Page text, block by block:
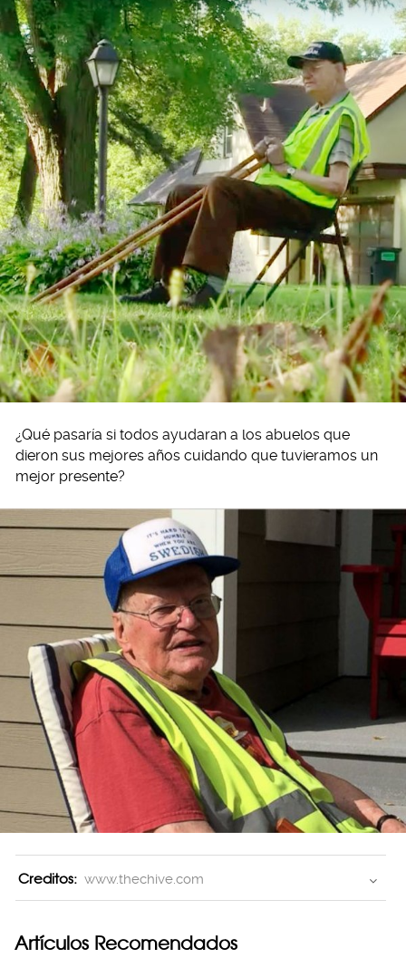
¿Qué pasaría si todos ayudaran a los abuelos que
dieron sus mejores años cuidando que tuvieramos un
mejor presente?
Creditos: www.thechive.com
Artículos Recomendados